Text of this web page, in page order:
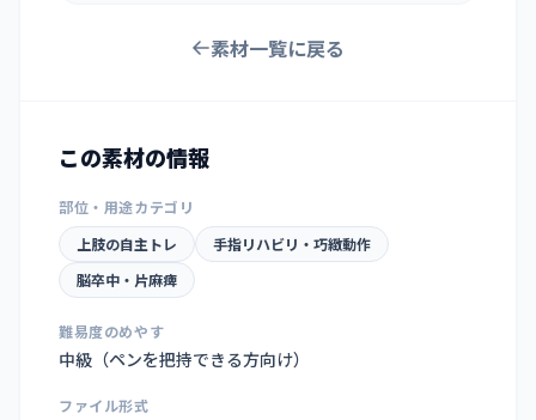
素材一覧に戻る
この素材の情報
部位・用途カテゴリ
上肢の自主トレ
手指リハビリ・巧緻動作
脳卒中・片麻痺
難易度のめやす
中級（ペンを把持できる方向け）
ファイル形式